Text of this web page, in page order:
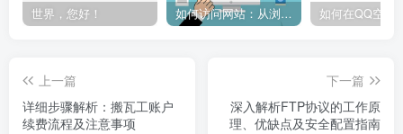
世界，您好！ 如何访问网站：从浏览器输入到页面加载的完整步骤详解
上一篇
详细步骤解析：搬瓦工账户
续费流程及注意事项
下一篇
深入解析FTP协议的工作原
理、优缺点及安全配置指南